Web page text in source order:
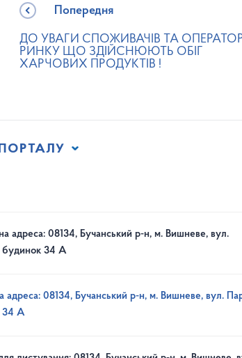
Попередня
ДО УВАГИ СПОЖИВАЧІВ ТА
РИНКУ ЩО ЗДІЙСНЮЮТЬ ОБІГ
ХАРЧОВИХ ПРОДУКТІВ !
адреса: 08134, Бучанський р-н, м. Вишневе, вул.
будинок 34 А
адреса: 08134, Бучанський р-н, м. Вишневе, вул.
34 А